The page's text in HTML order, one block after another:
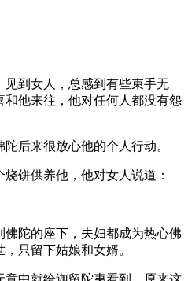
到女人，总感到有些束手无
他来往，他对任何人都没有怨
后来很放心他的个人行动。
饼供养他，他对女人说道：
陀的座下，夫妇都成为热心佛
只留下姑娘和女婿。